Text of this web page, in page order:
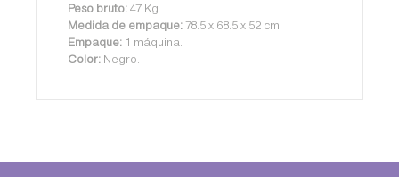
Peso bruto: 47 Kg.
Medida de empaque: 78.5 x 68.5 x 52 cm.
Empaque: 1 máquina.
Color: Negro.